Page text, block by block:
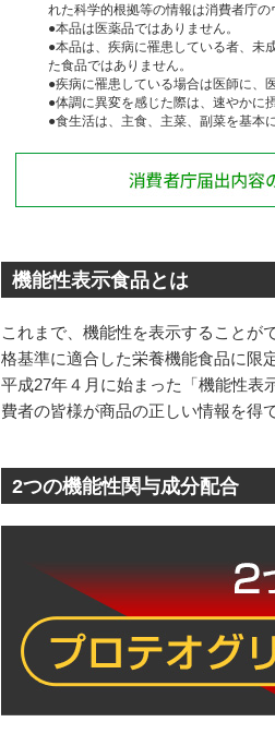
れた科学的根拠等の情報は消費者庁の
●本品は医薬品ではありません。
●本品は、疾病に罹患している者、未
た食品ではありません。
●疾病に罹患している場合は医師に、
●体調に異変を感じた際は、速やかに
●食生活は、主食、主菜、副菜を基本
機能性表示食品とは
これまで、機能性を表示することが
格基準に適合した栄養機能食品に限
平成27年４月に始まった「機能性表
費者の皆様が商品の正しい情報を得
2つの機能性関与成分配合